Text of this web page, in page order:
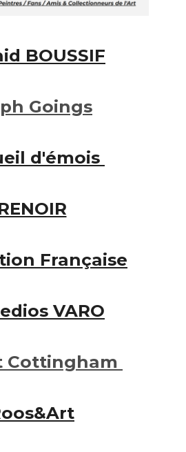
BOUSSIF
Goings
d'émois
Française
VARO
Cottingham